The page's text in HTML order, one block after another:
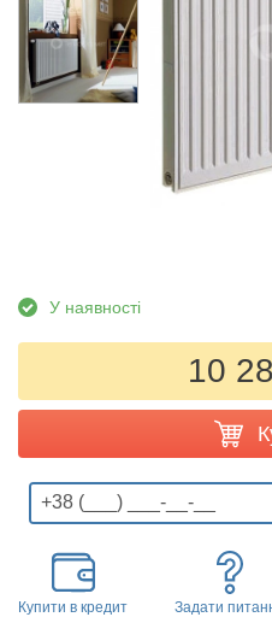
У наявності
10
Купити в кредит Задати